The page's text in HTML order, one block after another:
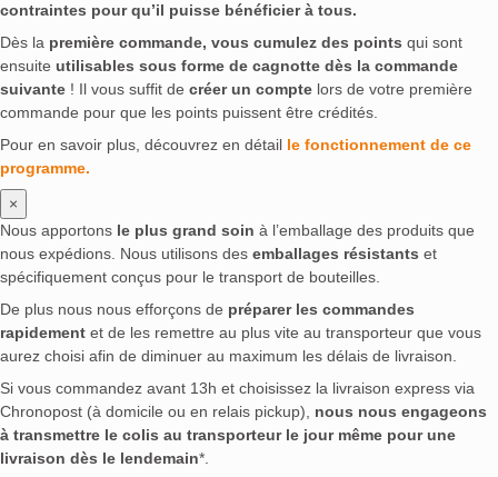
contraintes pour qu’il puisse bénéficier à tous.
Dès la première commande, vous cumulez des points qui sont
ensuite utilisables sous forme de cagnotte dès la commande
suivante ! Il vous suffit de créer un compte lors de votre première
commande pour que les points puissent être crédités.
Pour en savoir plus, découvrez en détail le fonctionnement de ce
programme.
×
Nous apportons le plus grand soin à l’emballage des produits que
nous expédions. Nous utilisons des emballages résistants et
spécifiquement conçus pour le transport de bouteilles.
De plus nous nous efforçons de préparer les commandes
rapidement et de les remettre au plus vite au transporteur que vous
aurez choisi afin de diminuer au maximum les délais de livraison.
Si vous commandez avant 13h et choisissez la livraison express via
Chronopost (à domicile ou en relais pickup), nous nous engageons
à transmettre le colis au transporteur le jour même pour une
livraison dès le lendemain*.